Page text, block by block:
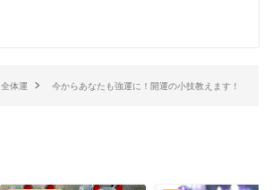
全体運 今からあなたも強運に！開運の小技教えます！